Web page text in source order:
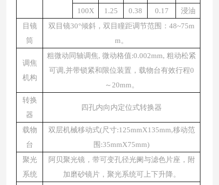
100X
1.25 0.38 0.17
浸油
目镜
筒
双目镜30°倾斜，双目瞳距调节范围：48~75m
m。
调焦
机构
粗微动同轴调焦, 微动格值:0.002mm, 粗动松紧
可调,并带锁紧和限位装置，载物台有效行程0
～20mm。
转换
器
四孔内向内定位式转换器
载物
台
双层机械移动式(尺寸:125mmX135mm,移动范
围:35mmX75mm)
聚光
系统
阿贝聚光镜，带可变孔径光阑与滤色片座，附
加磨砂镜片，聚光系统可上下升降。